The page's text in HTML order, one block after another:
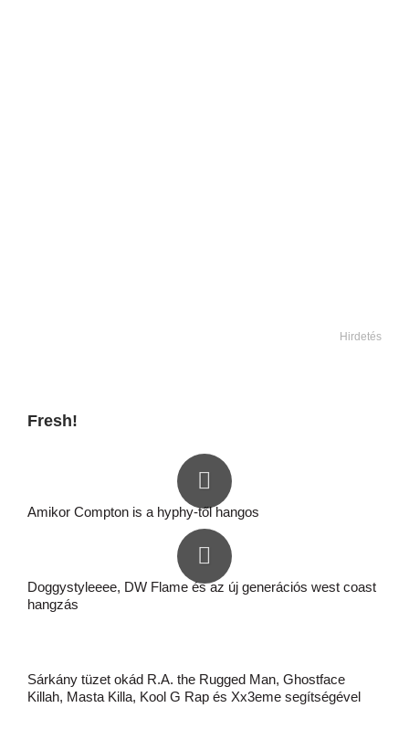
Hirdetés
Fresh!
Amikor Compton is a hyphy-től hangos
Doggystyleeee, DW Flame és az új generációs west coast
hangzás
Sárkány tüzet okád R.A. the Rugged Man, Ghostface
Killah, Masta Killa, Kool G Rap és Xx3eme segítségével